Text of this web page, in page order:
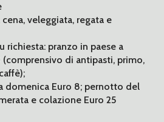
veleggiata, regata e
richiesta: pranzo in paese a
di antipasti, primo,
domenica Euro 8; pernotto del
e colazione Euro 25